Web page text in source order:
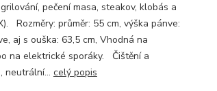
pečení masa, steakov, klobás a
Rozměry: průměr: 55 cm, výška pánve:
aj s ouška: 63,5 cm, Vhodná na
na elektrické sporáky. Čištění a
neutrální... celý popis